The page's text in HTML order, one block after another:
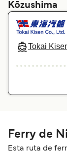
المغرب
Kōzushima
Tokai
Ferry de
Esta ruta de